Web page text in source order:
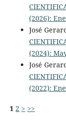
(2026):
José
(2024):
José
(2022):
1 2 > >>